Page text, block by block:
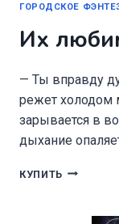
ГОРОДСКОЕ
Их
— Ты вправду
режет холодом
зарывается в
дыхание
КУПИТЬ ИХ